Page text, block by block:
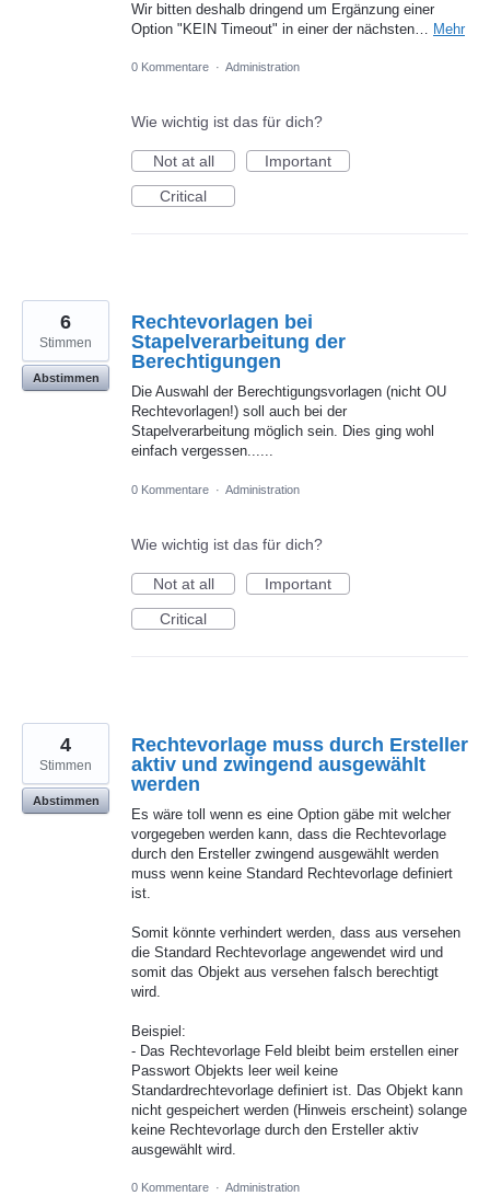
Wir bitten deshalb dringend um Ergänzung einer
Option "KEIN Timeout" in einer der nächsten… Mehr
0 Kommentare · Administration
Wie wichtig ist das für dich?
Not at all
Important
Critical
Rechtevorlagen bei
Stapelverarbeitung der
Berechtigungen
Die Auswahl der Berechtigungsvorlagen (nicht OU
Rechtevorlagen!) soll auch bei der
Stapelverarbeitung möglich sein. Dies ging wohl
einfach vergessen......
6
Stimmen
Abstimmen
0 Kommentare · Administration
Wie wichtig ist das für dich?
Not at all
Important
Critical
Rechtevorlage muss durch Ersteller
aktiv und zwingend ausgewählt
werden
Es wäre toll wenn es eine Option gäbe mit welcher
vorgegeben werden kann, dass die Rechtevorlage
durch den Ersteller zwingend ausgewählt werden
muss wenn keine Standard Rechtevorlage definiert
ist.
Somit könnte verhindert werden, dass aus versehen
die Standard Rechtevorlage angewendet wird und
somit das Objekt aus versehen falsch berechtigt
wird.
Beispiel:
- Das Rechtevorlage Feld bleibt beim erstellen einer
Passwort Objekts leer weil keine
Standardrechtevorlage definiert ist. Das Objekt kann
nicht gespeichert werden (Hinweis erscheint) solange
keine Rechtevorlage durch den Ersteller aktiv
ausgewählt wird.
4
Stimmen
Abstimmen
0 Kommentare · Administration